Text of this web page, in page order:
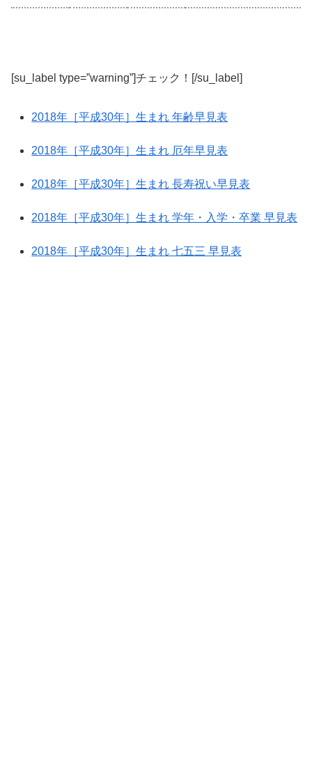
[su_label type=”warning”]チェック！[/su_label]
2018年［平成30年］生まれ 年齢早見表
2018年［平成30年］生まれ 厄年早見表
2018年［平成30年］生まれ 長寿祝い早見表
2018年［平成30年］生まれ 学年・入学・卒業 早見表
2018年［平成30年］生まれ 七五三 早見表